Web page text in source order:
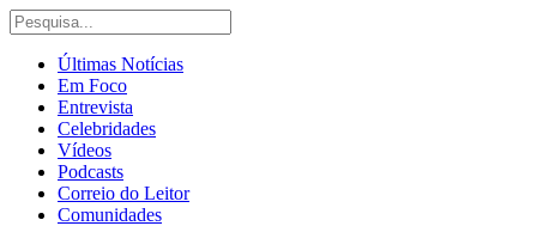
Últimas Notícias
Em Foco
Entrevista
Celebridades
Vídeos
Podcasts
Correio do Leitor
Comunidades